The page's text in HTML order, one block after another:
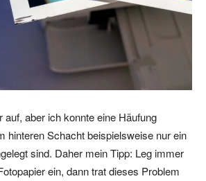
auf, aber ich konnte eine Häufung
hinteren Schacht beispielsweise nur ein
sind. Daher mein Tipp: Leg immer
ein, dann trat dieses Problem